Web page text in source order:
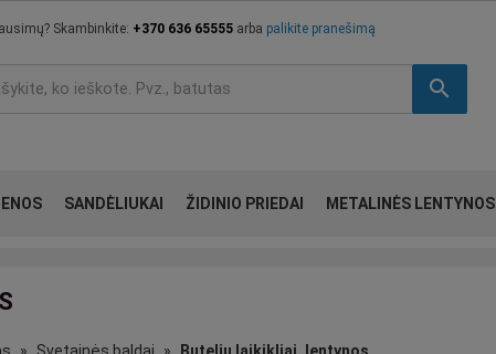
Skambinkite: +370 636 65555 arba palikite pranešimą
search
SANDĖLIUKAI ŽIDINIO PRIEDAI METALINĖS LENTYNOS